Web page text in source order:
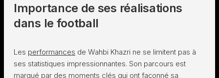
Importance de ses réalisations
dans le football
Les performances de Wahbi Khazri ne se limitent pas à
ses statistiques impressionnantes. Son parcours est
marqué par des moments clés qui ont façonné sa